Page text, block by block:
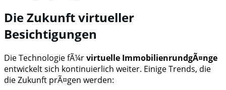
Die Zukunft virtueller
Besichtigungen
Die Technologie fÃ¼rvirtuelle ImmobilienrundgÃ¤nge
entwickelt sich kontinuierlich weiter. Einige Trends, die
die Zukunft prÃ¤gen werden: